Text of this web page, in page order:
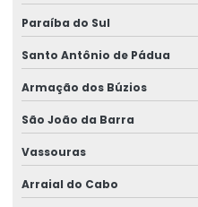
Etiquetas Adesivas Para
Etiquetas Adesivas Para
Etiquetas Adesivas
Etiquetas Auto Adesivas Para
Etiquetas De Bopp Transparente
Paraíba do Sul
Santo Antônio de Pádua
Armação dos Búzios
São João da Barra
Vassouras
Arraial do Cabo